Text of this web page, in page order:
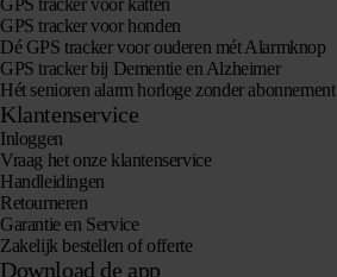
GPS tracker voor katten
GPS tracker voor honden
Dé GPS tracker voor ouderen mét Alarmknop
GPS tracker bij Dementie en Alzheimer
Hét senioren alarm horloge zonder abonnement
Klantenservice
Inloggen
Vraag het onze klantenservice
Handleidingen
Retourneren
Garantie en Service
Zakelijk bestellen of offerte
Download de app